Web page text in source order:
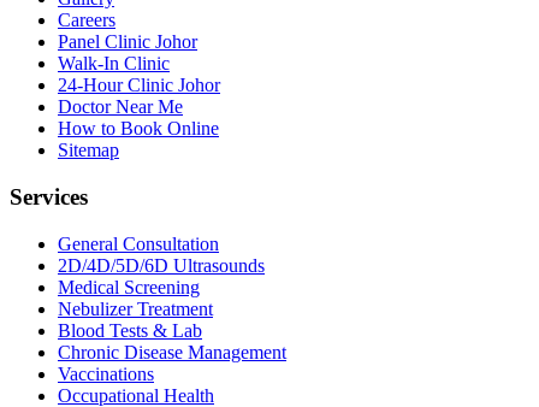
Careers
Panel Clinic Johor
Walk-In Clinic
24-Hour Clinic Johor
Doctor Near Me
How to Book Online
Sitemap
Services
General Consultation
2D/4D/5D/6D Ultrasounds
Medical Screening
Nebulizer Treatment
Blood Tests & Lab
Chronic Disease Management
Vaccinations
Occupational Health